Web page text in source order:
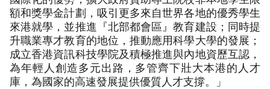
額和獎學金計劃，吸引更多來自世界各地的優秀學生
來港就學，並推進『北部都會區』教育建設；同時提
升職業專才教育的地位，推動應用科學大學的發展；
成立香港資訊科技學院及積極推進與內地資歷互認，
為年輕人創造多元出路，多管齊下壯大本港的人才
庫，為國家的高速發展提供優質人才支撐。」